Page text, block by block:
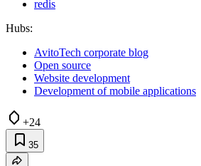
redis
Hubs:
AvitoTech corporate blog
Open source
Website development
Development of mobile applications
+24
35